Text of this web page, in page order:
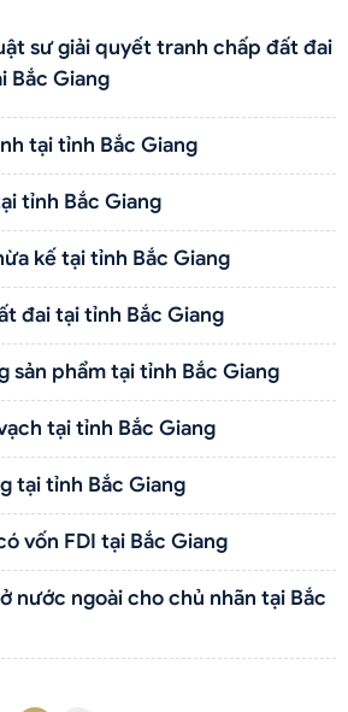
sư giải quyết tranh chấp đất đai
Bắc Giang
tại tỉnh Bắc Giang
tỉnh Bắc Giang
kế tại tỉnh Bắc Giang
đai tại tỉnh Bắc Giang
sản phẩm tại tỉnh Bắc Giang
tại tỉnh Bắc Giang
tại tỉnh Bắc Giang
vốn FDI tại Bắc Giang
nước ngoài cho chủ nhãn tại Bắc